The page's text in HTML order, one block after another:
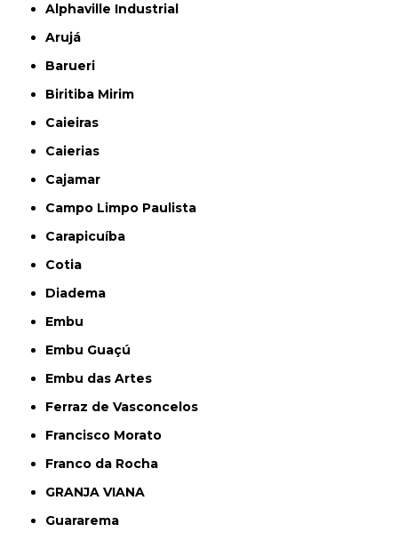
Alphaville Industrial
Arujá
Barueri
Biritiba Mirim
Caieiras
Caierias
Cajamar
Campo Limpo Paulista
Carapicuíba
Cotia
Diadema
Embu
Embu Guaçú
Embu das Artes
Ferraz de Vasconcelos
Francisco Morato
Franco da Rocha
GRANJA VIANA
Guararema